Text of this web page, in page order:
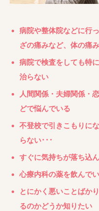
病院や整体院などに行
ざの痛みなど、体の痛
病院で検査をしても特
治らない
人間関係・夫婦関係・
どで悩んでいる
不登校で引きこもりに
らない･･･
すぐに気持ちが落ち込
心療内科の薬を飲んで
とにかく悪いことばか
るのかどうか知りたい